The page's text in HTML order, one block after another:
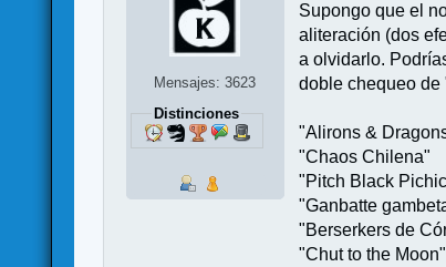
Mensajes: 3623
Distinciones
Supongo que el
aliteración (dos
a olvidarlo.
doble chequeo de
"Alirons &
"Chaos Chilena"
"Pitch Black
"Ganbatte
"Berserkers de
"Chut to the